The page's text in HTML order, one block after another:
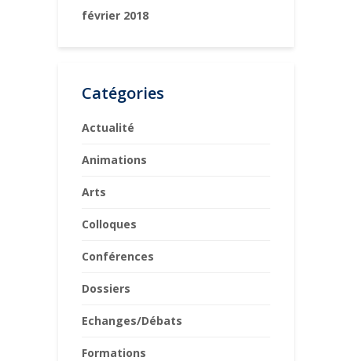
février 2018
Catégories
Actualité
Animations
Arts
Colloques
Conférences
Dossiers
Echanges/Débats
Formations